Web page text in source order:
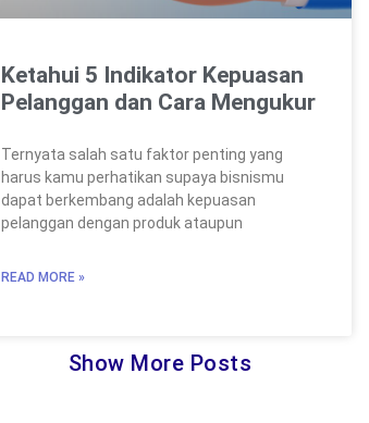
Ketahui 5 Indikator Kepuasan
Pelanggan dan Cara Mengukur
Ternyata salah satu faktor penting yang
harus kamu perhatikan supaya bisnismu
dapat berkembang adalah kepuasan
pelanggan dengan produk ataupun
READ MORE »
Show More Posts